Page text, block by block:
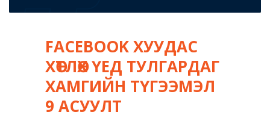
FACEBOOK ХУУДАС
ХӨТЛӨХ ҮЕД ТУЛГАРДАГ
ХАМГИЙН ТҮГЭЭМЭЛ
9 АСУУЛТ